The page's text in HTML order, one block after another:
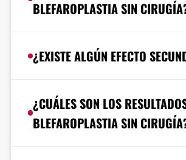
BLEFAROPLASTIA SIN
¿EXISTE ALGÚN EFECTO
¿CUÁLES SON LOS
BLEFAROPLASTIA SIN